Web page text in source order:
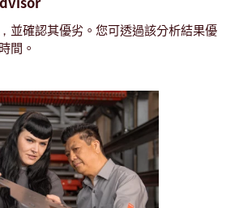
並確認其優劣。您可透過該分析結果優
間。